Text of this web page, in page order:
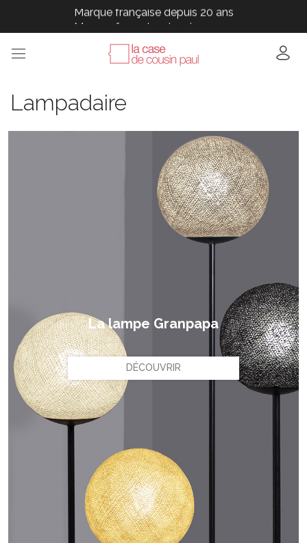
Marque française depuis 20 ans
Marque française depuis 20 ans
Marque française depuis 20 ans
Marque française depuis 20 ans
Lampadaire
La lampe Granpapa
DÉCOUVRIR